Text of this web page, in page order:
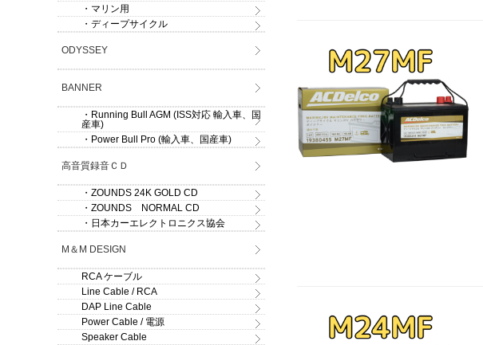
・マリン用
・ディープサイクル
ODYSSEY
BANNER
・Running Bull AGM (ISS対応 輸入車、国
産車)
・Power Bull Pro (輸入車、国産車)
高音質録音ＣＤ
・ZOUNDS 24K GOLD CD
・ZOUNDS NORMAL CD
・日本カーエレクトロニクス協会
M＆M DESIGN
RCA ケーブル
Line Cable / RCA
DAP Line Cable
Power Cable / 電源
Speaker Cable